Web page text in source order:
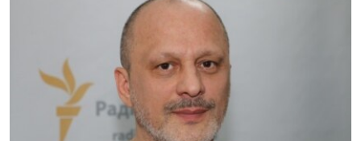
КИТАЙ.ВИКЛИКИ
МУЛЬТИМЕДІА